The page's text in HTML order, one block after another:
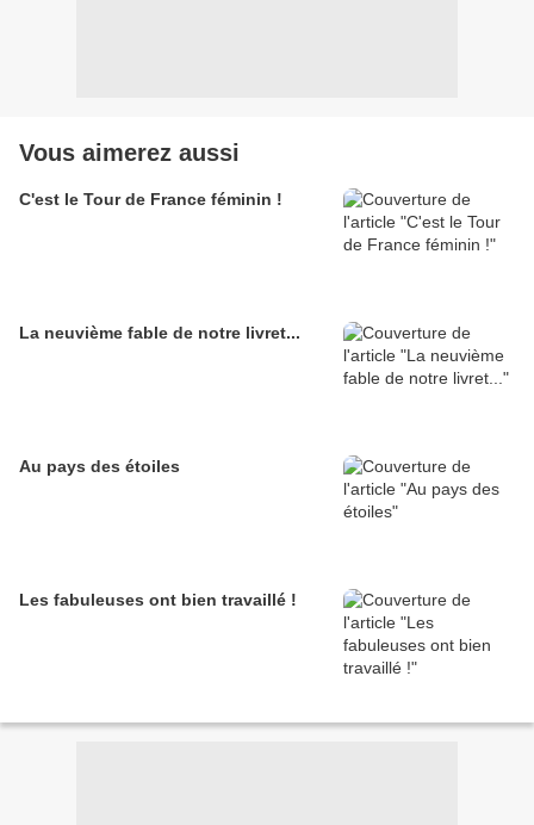
Vous aimerez aussi
C'est le Tour de France féminin !
La neuvième fable de notre livret...
Au pays des étoiles
Les fabuleuses ont bien travaillé !